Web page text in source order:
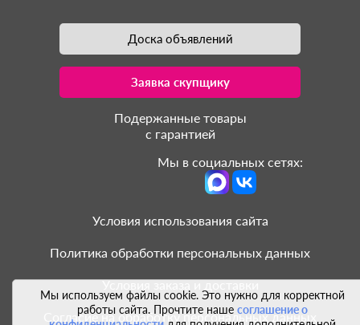
Мы используем файлы cookie. Это нужно для корректной
работы сайта. Прочтите наше соглашение о
Доска объявлений
Заявка скупщику
Подержанные товары
с гарантией
Мы в социальных сетях:
Условия использования сайта
Политика обработки персональных данных
Условия заказа и доставки
Согласие на обработку персональных данных